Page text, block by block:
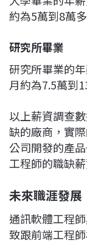
約為5萬到8萬
研究所畢業
研究所畢業的
月約為7.5萬到
以上薪資調查
缺的廠商，實
公司開發的產
工程師的職缺薪
未來職涯發展
通訊軟體工程
致跟前端工程